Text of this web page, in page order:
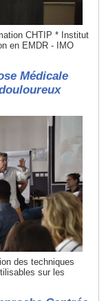
CHTIP * Institut
en EMDR - IMO
Médicale
des techniques
sur les